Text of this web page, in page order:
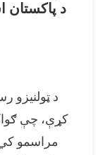
د پاکستان
د ټولنیزو
کړې، چې
مراسمو کي